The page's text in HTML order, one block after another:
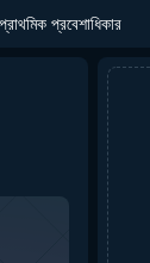
প্রবেশাধিকার